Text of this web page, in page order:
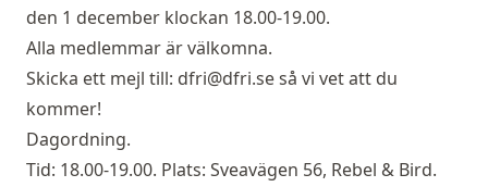
den 1 december klockan 18.00-19.00.
Alla medlemmar är välkomna.
Skicka ett mejl till: dfri@dfri.seså vi vet att du
kommer!
Dagordning.
Tid: 18.00-19.00. Plats: Sveavägen 56, Rebel & Bird.